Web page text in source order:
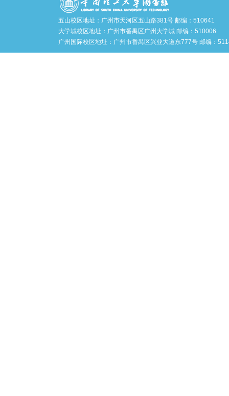
五山校区地址：广州市天河区五山路381号 邮编：510641
大学城校区地址：广州市番禺区广州大学城 邮编：510006
广州国际校区地址：广州市番禺区兴业大道东777号 邮编：